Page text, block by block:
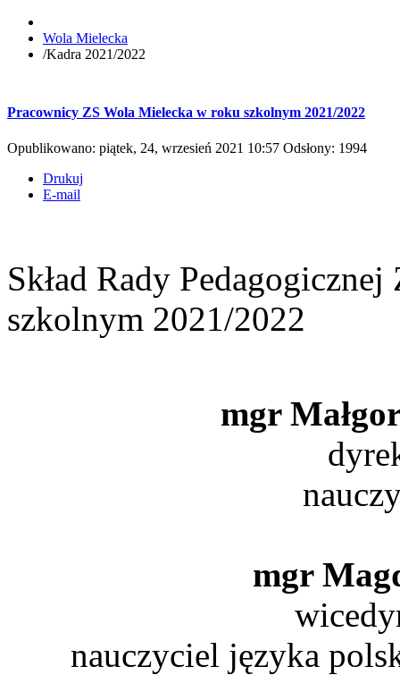
Wola Mielecka
/Kadra 2021/2022
Pracownicy ZS Wola Mielecka w roku szkolnym 2021/2022
Opublikowano: piątek, 24, wrzesień 2021 10:57 Odsłony: 1994
Drukuj
E-mail
Skład Rady
szkolnym 2021/2022
mgr
mgr
nauczyciel języka